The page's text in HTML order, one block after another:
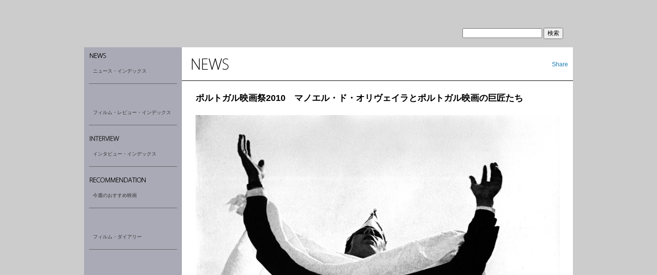
ニュース・インデックス
フィルム・レビュー・インデックス
インタビュー・インデックス
今週のおすすめ映画
フィルム・ダイアリー
Share
ポルトガル映画祭2010 マノエル・ド・オリヴェイラとポルトガル映画の巨匠たち